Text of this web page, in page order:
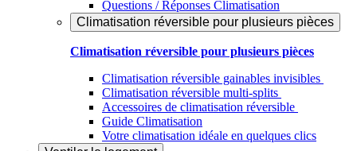
Questions / Réponses Climatisation
Climatisation réversible pour plusieurs pièces
Climatisation réversible pour plusieurs pièces
Climatisation réversible gainables invisibles
Climatisation réversible multi-splits
Accessoires de climatisation réversible
Guide Climatisation
Votre climatisation idéale en quelques clics